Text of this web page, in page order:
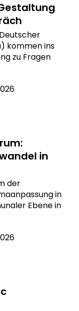
kommen ins
zu Fragen
in
der
in
Ebene in